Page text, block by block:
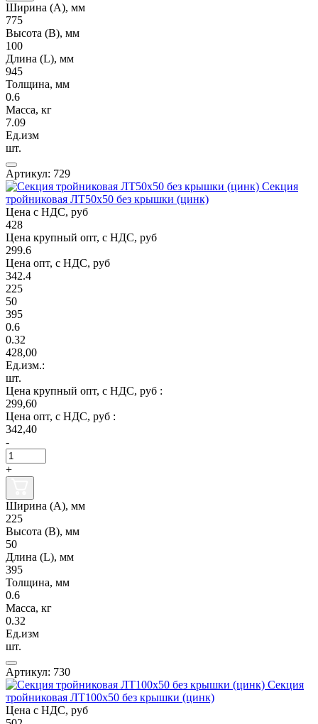
Ширина (А), мм
775
Высота (В), мм
100
Длина (L), мм
945
Толщина, мм
0.6
Масса, кг
7.09
Ед.изм
шт.
Артикул: 729
Секция
тройниковая ЛТ50х50 без крышки (цинк)
Цена с НДС, руб
428
Цена крупный опт, с НДС, руб
299.6
Цена опт, с НДС, руб
342.4
225
50
395
0.6
0.32
428,00
Ед.изм.:
шт.
Цена крупный опт, с НДС, руб :
299,60
Цена опт, с НДС, руб :
342,40
-
+
Ширина (А), мм
225
Высота (В), мм
50
Длина (L), мм
395
Толщина, мм
0.6
Масса, кг
0.32
Ед.изм
шт.
Артикул: 730
Секция
тройниковая ЛТ100х50 без крышки (цинк)
Цена с НДС, руб